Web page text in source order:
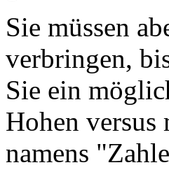
Sie müssen
verbringen,
Sie ein
Hohen
namens